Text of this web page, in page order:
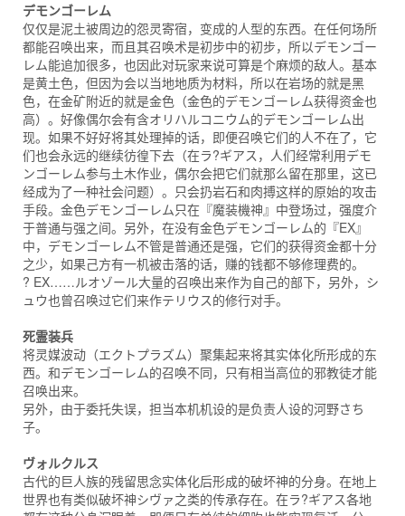
デモンゴーレム
仅仅是泥土被周边的怨灵寄宿，变成的人型的东西。在任何场所
都能召唤出来，而且其召唤术是初步中的初步，所以デモンゴー
レム能追加很多，也因此对玩家来说可算是个麻烦的敌人。基本
是黄土色，但因为会以当地地质为材料，所以在岩场的就是黑
色，在金矿附近的就是金色（金色的デモンゴーレム获得资金也
高）。好像偶尔会有含オリハルコニウム的デモンゴーレム出
现。如果不好好将其处理掉的话，即便召唤它们的人不在了，它
们也会永远的继续彷徨下去（在ラ?ギアス，人们经常利用デモ
ンゴーレム参与土木作业，偶尔会把它们就那么留在那里，这已
经成为了一种社会问题）。只会扔岩石和肉搏这样的原始的攻击
手段。金色デモンゴーレム只在『魔装機神』中登场过，强度介
于普通与强之间。另外，在没有金色デモンゴーレム的『EX』
中，デモンゴーレム不管是普通还是强，它们的获得资金都十分
之少，如果己方有一机被击落的话，赚的钱都不够修理费的。
? EX……ルオゾール大量的召唤出来作为自己的部下，另外，シ
ュウ也曾召唤过它们来作テリウス的修行对手。
死霊装兵
将灵媒波动（エクトプラズム）聚集起来将其实体化所形成的东
西。和デモンゴーレム的召唤不同，只有相当高位的邪教徒才能
召唤出来。
另外，由于委托失误，担当本机机设的是负责人设的河野さち
子。
ヴォルクルス
古代的巨人族的残留思念实体化后形成的破坏神的分身。在地上
世界也有类似破坏神シヴァ之类的传承存在。在ラ?ギアス各地